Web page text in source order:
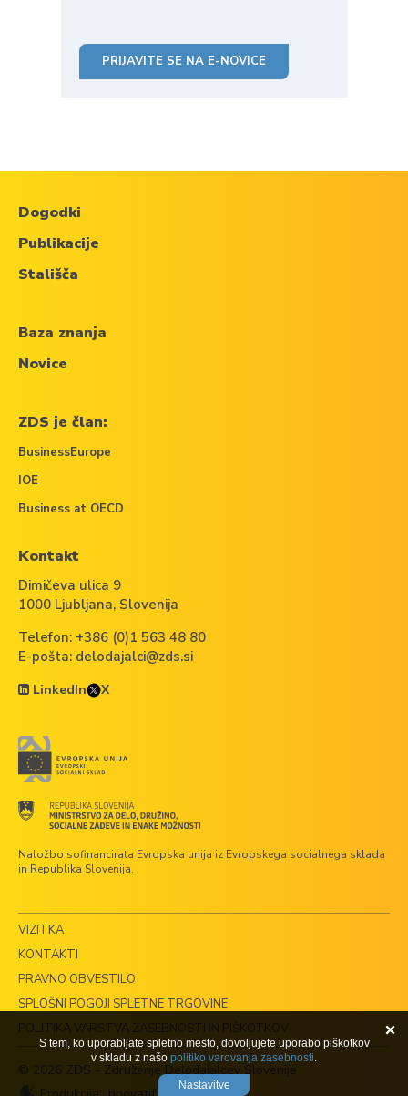
PRIJAVITE SE NA E-NOVICE
Naložbo sofinancirata Evropska unija iz Evropskega socialnega sklada
in Republika Slovenija.
Dogodki
Publikacije
Stališča
Baza znanja
Novice
ZDS je član:
BusinessEurope
IOE
Business at OECD
Kontakt
Dimičeva ulica 9
1000 Ljubljana, Slovenija
Telefon: +386 (0)1 563 48 80
E-pošta: delodajalci@zds.si
LinkedIn X
VIZITKA
KONTAKTI
PRAVNO OBVESTILO
SPLOŠNI POGOJI SPLETNE TRGOVINE
POLITIKA VARSTVA ZASEBNOSTI IN PIŠKOTKOV
© 2026 ZDS - Združenje Delodajalcev Slovenije
S tem, ko uporabljate spletno mesto, dovoljujete uporabo piškotkov
v skladu z našo politiko varovanja zasebnosti.
Nastavitve